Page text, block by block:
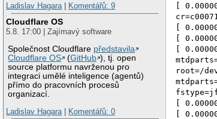
Ladislav Hagara| Komentářů: 9
Cloudflare OS
5.8. 17:00 | Zajímavý software
Společnost Cloudflare představila
Cloudflare OS
(GitHub ), tj. open
source platformu navrženou pro
integraci umělé inteligence (agentů)
přímo do pracovních procesů
organizací.
Ladislav Hagara| Komentářů: 0
[
[
[
[
root=/
[
[